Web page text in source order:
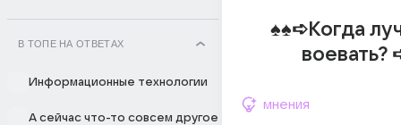
В ТОПЕ НА ОТВЕТАХ
Информационные технологии
А сейчас что-то совсем другое
♠♠➪Когда
воевать?
мнения